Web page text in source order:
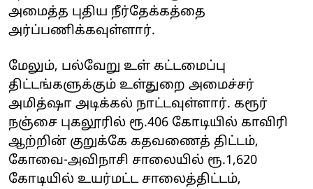
அமைத்த புதிய நீர்தேக்கத்தை
அர்ப்பணிக்கவுள்ளார்.
மேலும், பல்வேறு உள் கட்டமைப்பு
திட்டங்களுக்கும் உள்துறை அமைச்சர்
அமித்ஷா அடிக்கல் நாட்டவுள்ளார். கரூர்
நஞ்சை புகலூரில் ரூ.406 கோடியில் காவிரி
ஆற்றின் குறுக்கே கதவணைத் திட்டம்,
கோவை-அவிநாசி சாலையில் ரூ.1,620
கோடியில் உயர்மட்ட சாலைத்திட்டம்,